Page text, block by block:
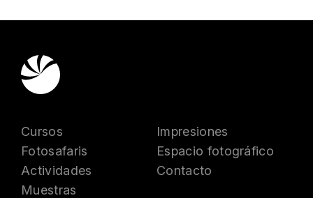
Cursos
Fotosafaris
Actividades
Muestras
Impresiones
Espacio fotográfico
Contacto